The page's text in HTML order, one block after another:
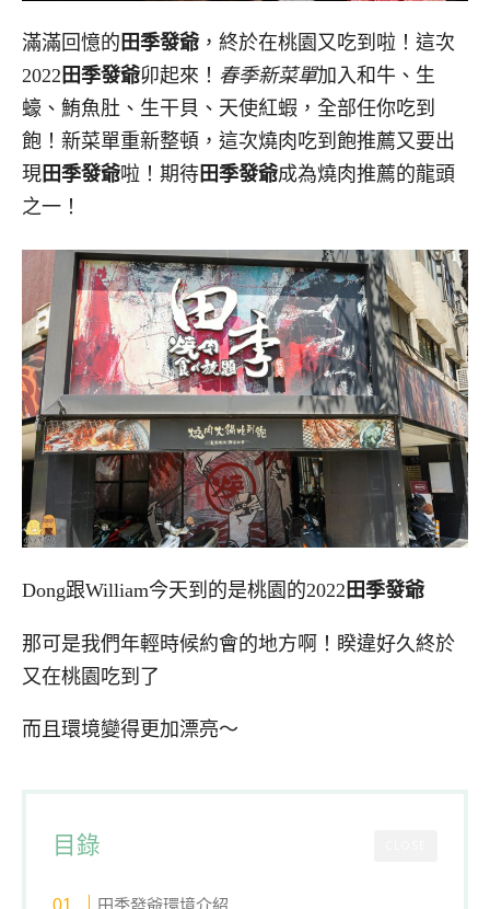
滿滿回憶的 田季發爺，終於在桃園又吃到啦！這次
2022 田季發爺卯起來！ 春季新菜單加入和牛、生
蠔、鮪魚肚、生干貝、天使紅蝦，全部任你吃到
飽！新菜單重新整頓，這次燒肉吃到飽推薦又要出
現田季發爺啦！期待田季發爺成為燒肉推薦的龍頭
之一！
Dong跟William今天到的是桃園的2022 田季發爺
那可是我們年輕時候約會的地方啊！睽違好久終於
又在桃園吃到了
而且環境變得更加漂亮～
目錄